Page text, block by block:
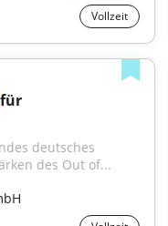
Vollzeit
für
deutsches
des Out of...